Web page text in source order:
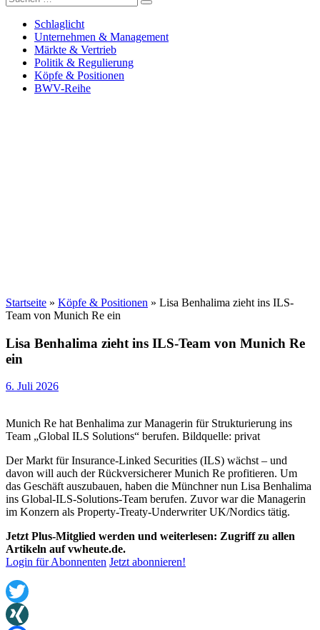
Versicherungswirtschaft-heute
nach:
Schlaglicht
Unternehmen & Management
Märkte & Vertrieb
Politik & Regulierung
Köpfe & Positionen
BWV-Reihe
Startseite » Köpfe & Positionen » Lisa Benhalima zieht ins ILS-
Team von Munich Re ein
Lisa Benhalima zieht ins ILS-Team von Munich Re
ein
6. Juli 2026
Munich Re hat Benhalima zur Managerin für Strukturierung ins
Team „Global ILS Solutions“ berufen. Bildquelle: privat
Der Markt für Insurance-Linked Securities (ILS) wächst – und
davon will auch der Rückversicherer Munich Re profitieren. Um
das Geschäft auszubauen, haben die Münchner nun Lisa Benhalima
ins Global-ILS-Solutions-Team berufen. Zuvor war die Managerin
im Konzern als Property-Treaty-Underwriter UK/Nordics tätig.
Jetzt Plus-Mitglied werden und weiterlesen: Zugriff zu allen
Artikeln auf vwheute.de.
Login für Abonnenten Jetzt abonnieren!
Twitter